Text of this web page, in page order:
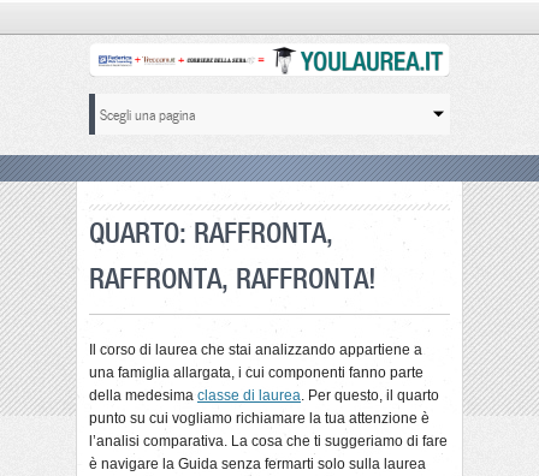
QUARTO: RAFFRONTA,
RAFFRONTA, RAFFRONTA!
Il corso di laurea che stai analizzando appartiene a
una famiglia allargata, i cui componenti fanno parte
della medesima classe di laurea. Per questo, il quarto
punto su cui vogliamo richiamare la tua attenzione è
l’analisi comparativa. La cosa che ti suggeriamo di fare
è navigare la Guida senza fermarti solo sulla laurea